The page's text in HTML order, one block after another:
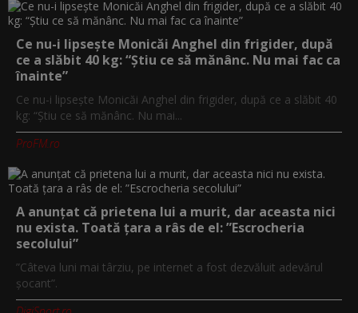
Ce nu-i lipsește Monicăi Anghel din frigider, după
ce a slăbit 40 kg: “Știu ce să mănânc. Nu mai fac ca
înainte”
Ce nu-i lipsește Monicăi Anghel din frigider, după ce a slăbit 40
kg: “Știu ce să mănânc. Nu mai...
ProFM.ro
A anunțat că prietena lui a murit, dar aceasta nici
nu exista. Toată țara a râs de el: ”Escrocheria
secolului”
”Câteva luni mai târziu, pe internet a fost dezvăluit adevărul
șocant”.